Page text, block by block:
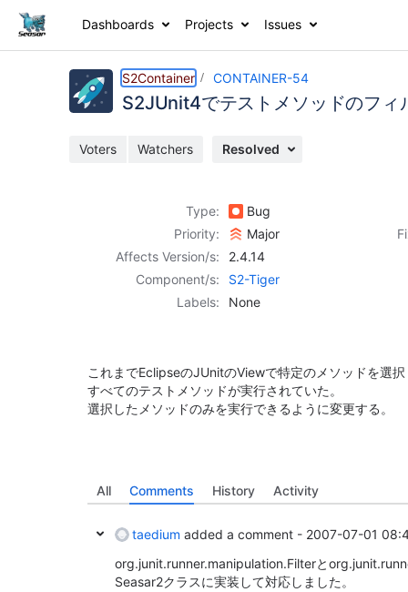
Dashboards Projects Issues
S2Container CONTAINER-54
S2JUnit4でテストメソッドのフィ
Voters Watchers Resolved
Type:
Bug
Priority:
Major
Affects Version/s:
2.4.14
Component/s:
S2-Tiger
Labels:
None
これまでEclipseのJUnitのViewで特定のメソッドを選
すべてのテストメソッドが実行されていた。
選択したメソッドのみを実行できるように変更する。
All Comments History Activity
taedium added a comment - 2007-07-01
org.junit.runner.manipulation.Filterと
Seasar2クラスに実装して対応しました。